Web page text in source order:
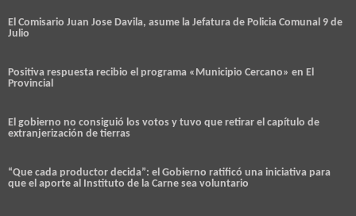
El Comisario Juan Jose Davila, asume la Jefatura de Policia Comunal 9 de
Julio
Positiva respuesta recibio el programa «Municipio Cercano» en El
Provincial
El gobierno no consiguió los votos y tuvo que retirar el capítulo de
extranjerización de tierras
“Que cada productor decida”: el Gobierno ratificó una iniciativa para
que el aporte al Instituto de la Carne sea voluntario